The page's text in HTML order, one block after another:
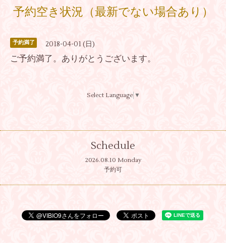
予約空き状況（最新でない場合あり）
予約満了 2018-04-01 (日)
ご予約満了。ありがとうございます。
Select Language ▼
Schedule
2026.08.10 Monday
予約可